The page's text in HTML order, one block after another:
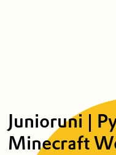
Junioruni |
Minecraft